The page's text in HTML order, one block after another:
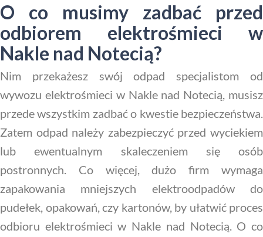
O co musimy zadbać przed
odbiorem elektrośmieci w
Nakle nad Notecią?
Nim przekażesz swój odpad specjalistom od
wywozu elektrośmieci w Nakle nad Notecią, musisz
przede wszystkim zadbać o kwestie bezpieczeństwa.
Zatem odpad należy zabezpieczyć przed wyciekiem
lub ewentualnym skaleczeniem się osób
postronnych. Co więcej, dużo firm wymaga
zapakowania mniejszych elektroodpadów do
pudełek, opakowań, czy kartonów, by ułatwić proces
odbioru elektrośmieci w Nakle nad Notecią. O co